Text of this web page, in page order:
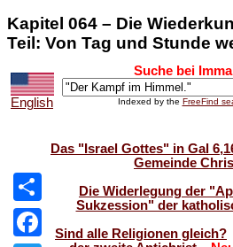
Kapitel 064 – Die
Teil: Von Tag und Stunde
English
Suche bei
Indexed by the FreeFind
Share
Das "Israel Gottes" in Gal
Gemeinde
Die Widerlegung der
Sukzession" der
Sind alle Religionen gleich?